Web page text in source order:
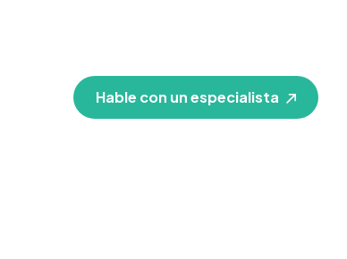
Hable con un especialista